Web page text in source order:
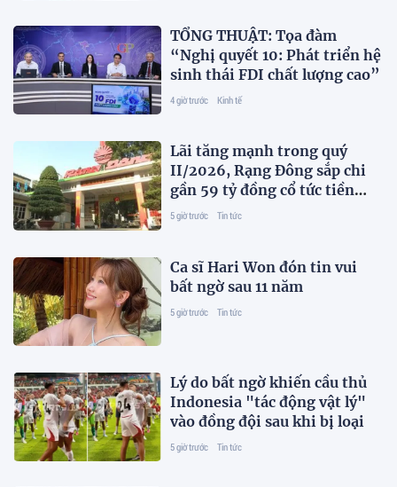
TỔNG THUẬT: Tọa đàm
“Nghị quyết 10: Phát triển hệ
sinh thái FDI chất lượng cao”
4 giờ trước Kinh tế
Lãi tăng mạnh trong quý
II/2026, Rạng Đông sắp chi
gần 59 tỷ đồng cổ tức tiền
mặt
5 giờ trước Tin tức
Ca sĩ Hari Won đón tin vui
bất ngờ sau 11 năm
5 giờ trước Tin tức
Lý do bất ngờ khiến cầu thủ
Indonesia "tác động vật lý"
vào đồng đội sau khi bị loại
5 giờ trước Tin tức